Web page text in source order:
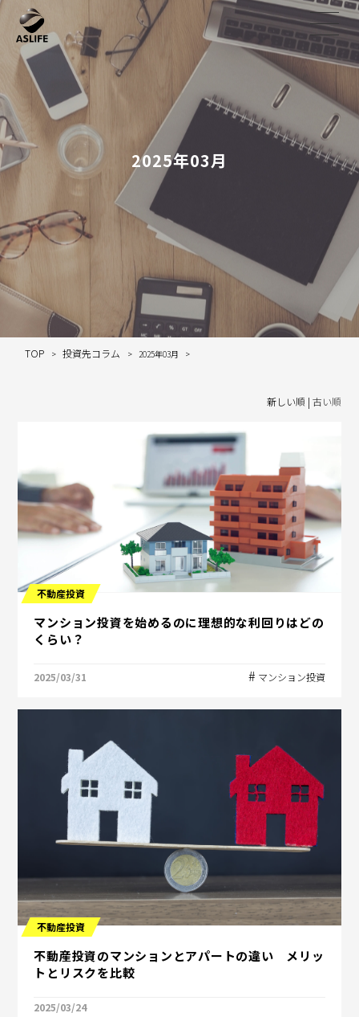
2025年03月
TOP 投資先コラム 2025年03月
新しい順 | 古い順
不動産投資
マンション投資を始めるのに理想的な利回りはどの
くらい？
2025/03/31 マンション投資
不動産投資
不動産投資のマンションとアパートの違い メリッ
トとリスクを比較
2025/03/24